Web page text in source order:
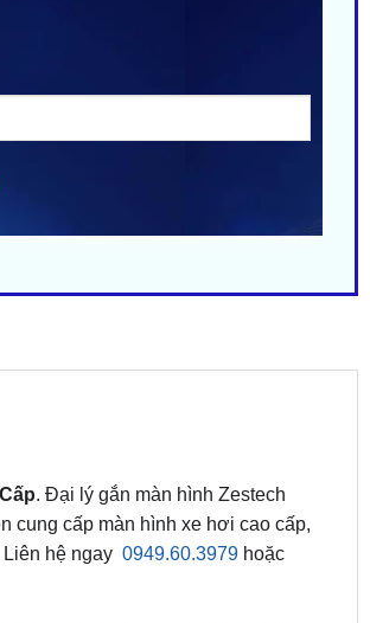
. Đại lý gắn màn hình Zestech
cung cấp màn hình xe hơi cao cấp,
hệ ngay 0949.60.3979hoặc